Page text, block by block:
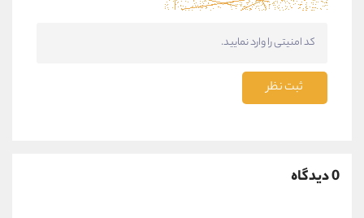
ثبت نظر
0 دیدگاه